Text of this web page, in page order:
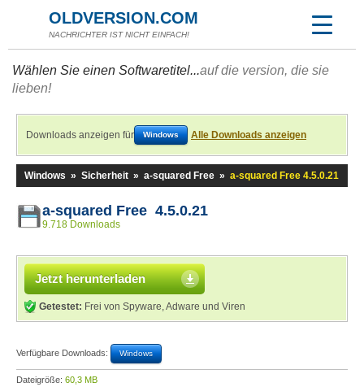
OLDVERSION.COM
NACHRICHTER IST NICHT EINFACH!
Wählen Sie einen Softwaretitel...auf die version, die sie
lieben!
Downloads anzeigen für Windows Alle Downloads anzeigen
Windows » Sicherheit » a-squared Free » a-squared Free 4.5.0.21
a-squared Free 4.5.0.21
9.718 Downloads
Jetzt herunterladen
Getestet: Frei von Spyware, Adware und Viren
Verfügbare Downloads: Windows
Dateigröße: 60,3 MB